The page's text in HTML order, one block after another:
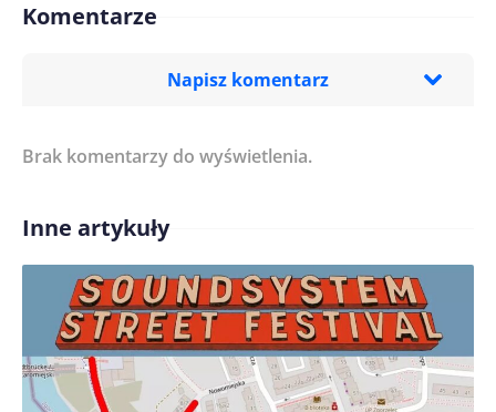
Komentarze
Napisz komentarz
Treść komentarza*
Imię/ Nick*
Brak komentarzy do wyświetlenia.
Inne artykuły